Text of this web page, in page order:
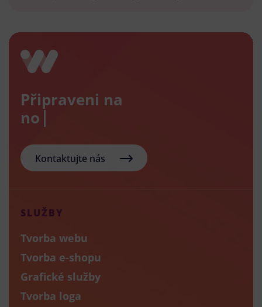
Připraveni na
nový e-
Kontaktujte nás
SLUŽBY
Tvorba webu
Tvorba e-shopu
Grafické služby
Tvorba loga